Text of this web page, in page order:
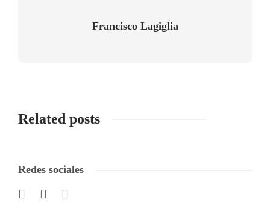
Francisco Lagiglia
Related posts
Redes sociales